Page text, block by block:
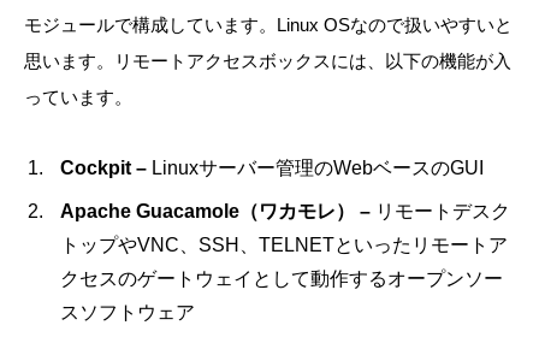
モジュールで構成しています。Linux OSなので扱いやすいと
思います。リモートアクセスボックスには、以下の機能が入
っています。
Cockpit – Linuxサーバー管理のWebベースのGUI
Apache Guacamole（ワカモレ） – リモートデスク
トップやVNC、SSH、TELNETといったリモートア
クセスのゲートウェイとして動作するオープンソー
スソフトウェア